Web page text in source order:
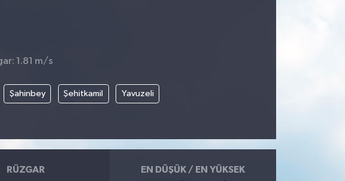
1.81 m/s
Şahinbey Şehitkamil Yavuzeli
RÜZGAR EN DÜŞÜK / EN YÜKSEK